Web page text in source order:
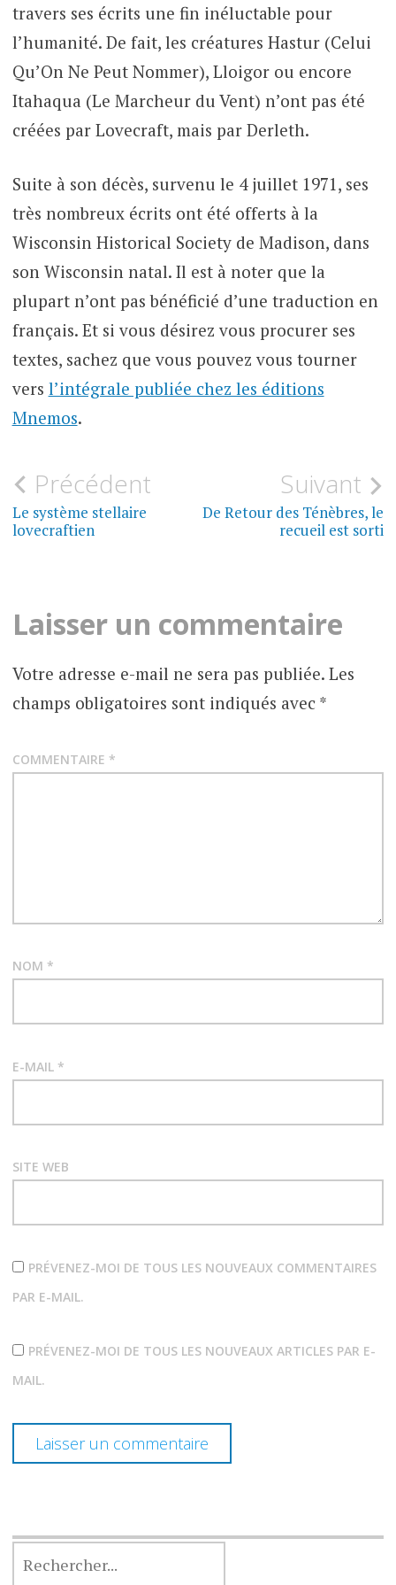
travers ses écrits une fin inéluctable pour
l’humanité. De fait, les créatures Hastur (Celui
Qu’On Ne Peut Nommer), Lloigor ou encore
Itahaqua (Le Marcheur du Vent) n’ont pas été
créées par Lovecraft, mais par Derleth.
Suite à son décès, survenu le 4 juillet 1971, ses
très nombreux écrits ont été offerts à la
Wisconsin Historical Society de Madison, dans
son Wisconsin natal. Il est à noter que la
plupart n’ont pas bénéficié d’une traduction en
français. Et si vous désirez vous procurer ses
textes, sachez que vous pouvez vous tourner
vers l’intégrale publiée chez les éditions
Mnemos.
CINÉ,
LIVRES,
JEUX
VIDÉO
MYTHOLOGIE
LOVECRAFTIENNE
Navigation
de
Précédent
Le système stellaire
lovecraftien
Suivant
De Retour des Ténèbres, le
recueil est sorti
Laisser un commentaire
Votre adresse e-mail ne sera pas publiée. Les
champs obligatoires sont indiqués avec *
COMMENTAIRE *
NOM *
E-MAIL *
SITE WEB
PRÉVENEZ-MOI DE TOUS LES NOUVEAUX COMMENTAIRES
PAR E-MAIL.
PRÉVENEZ-MOI DE TOUS LES NOUVEAUX ARTICLES PAR E-
MAIL.